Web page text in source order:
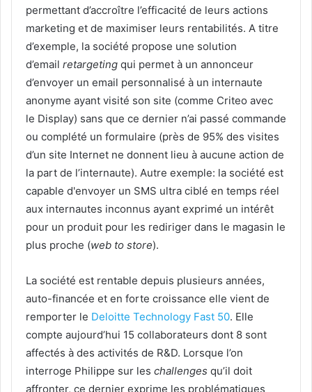
permettant d’accroître l’efficacité de leurs actions
marketing et de maximiser leurs rentabilités. A titre
d’exemple, la société propose une solution
d’email retargeting qui permet à un annonceur
d’envoyer un email personnalisé à un internaute
anonyme ayant visité son site (comme Criteo avec
le Display) sans que ce dernier n’ai passé commande
ou complété un formulaire (près de 95% des visites
d’un site Internet ne donnent lieu à aucune action de
la part de l’internaute). Autre exemple: la société est
capable d'envoyer un SMS ultra ciblé en temps réel
aux internautes inconnus ayant exprimé un intérêt
pour un produit pour les rediriger dans le magasin le
plus proche (web to store).
La société est rentable depuis plusieurs années,
auto-financée et en forte croissance elle vient de
remporter le Deloitte Technology Fast 50. Elle
compte aujourd’hui 15 collaborateurs dont 8 sont
affectés à des activités de R&D. Lorsque l’on
interroge Philippe sur les challenges qu’il doit
affronter, ce dernier exprime les problématiques